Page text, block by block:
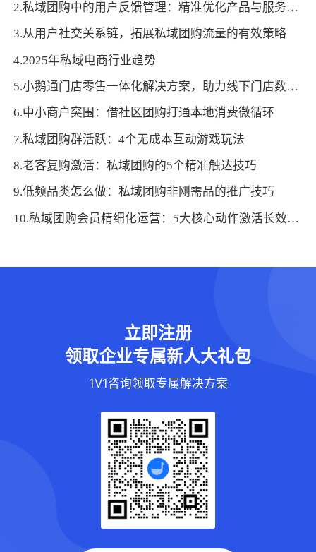
2.私域团购中的用户反馈管理：精准优化产品与服务效能
3.从用户社交关系链，拓展私域团购流量的有效策略
4.2025年私域电商行业趋势
5.小鹅通门店零售一体化解决方案，助力线下门店数字化转型！
6.中小商户突围：借社区团购打通本地消费微循环
7.私域团购群活跃：4个无成本互动游戏玩法
8.老客复购激活：私域团购的5个精准触达技巧
9.低频品类怎么做：私域团购非刚需品的推广技巧
10.私域团购会员精细化运营：5大核心动作激活长效增长
立即注册
领取企业专属新人大礼包
1V1咨询领取专属解决方案